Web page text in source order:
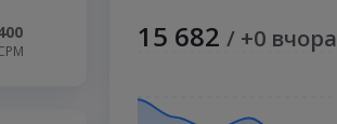
15 682 / +0 вчора